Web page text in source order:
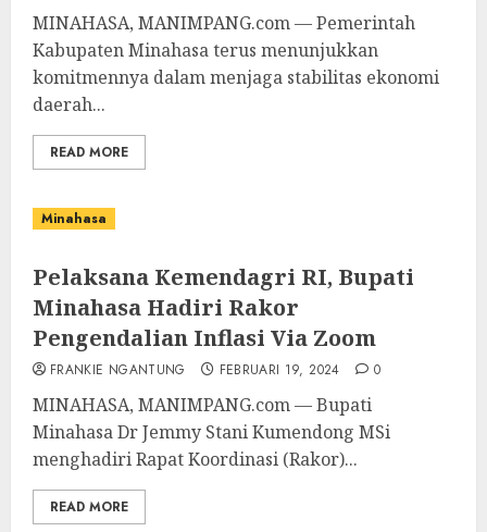
MINAHASA, MANIMPANG.com — Pemerintah
Kabupaten Minahasa terus menunjukkan
komitmennya dalam menjaga stabilitas ekonomi
daerah...
READ MORE
Minahasa
Pelaksana Kemendagri RI, Bupati
Minahasa Hadiri Rakor
Pengendalian Inflasi Via Zoom
FRANKIE NGANTUNG FEBRUARI 19, 2024 0
MINAHASA, MANIMPANG.com — Bupati
Minahasa Dr Jemmy Stani Kumendong MSi
menghadiri Rapat Koordinasi (Rakor)...
READ MORE